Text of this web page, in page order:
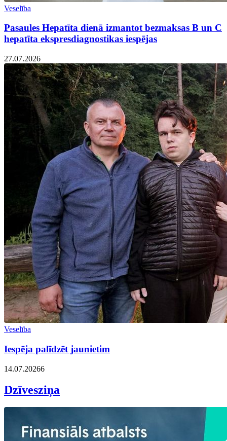
Veselība
Pasaules Hepatīta dienā izmantot bezmaksas B un C
hepatīta ekspresdiagnostikas iespējas
27.07.2026
Veselība
Iespēja palīdzēt jaunietim
14.07.20266
Dzīvesziņa